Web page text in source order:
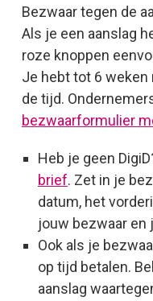
Bezwaar tegen de
Als je een aanslag
roze knoppen
Je hebt tot 6 weken
de tijd.
bezwaarformulier
Heb je geen
brief. Zet in je
datum, het
jouw bezwaar en
Ook als je
op tijd betalen.
aanslag